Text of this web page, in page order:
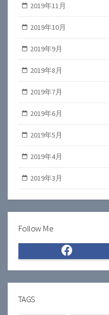
2019年11月
2019年10月
2019年9月
2019年8月
2019年7月
2019年6月
2019年5月
2019年4月
2019年3月
Follow Me
Facebook
TAGS